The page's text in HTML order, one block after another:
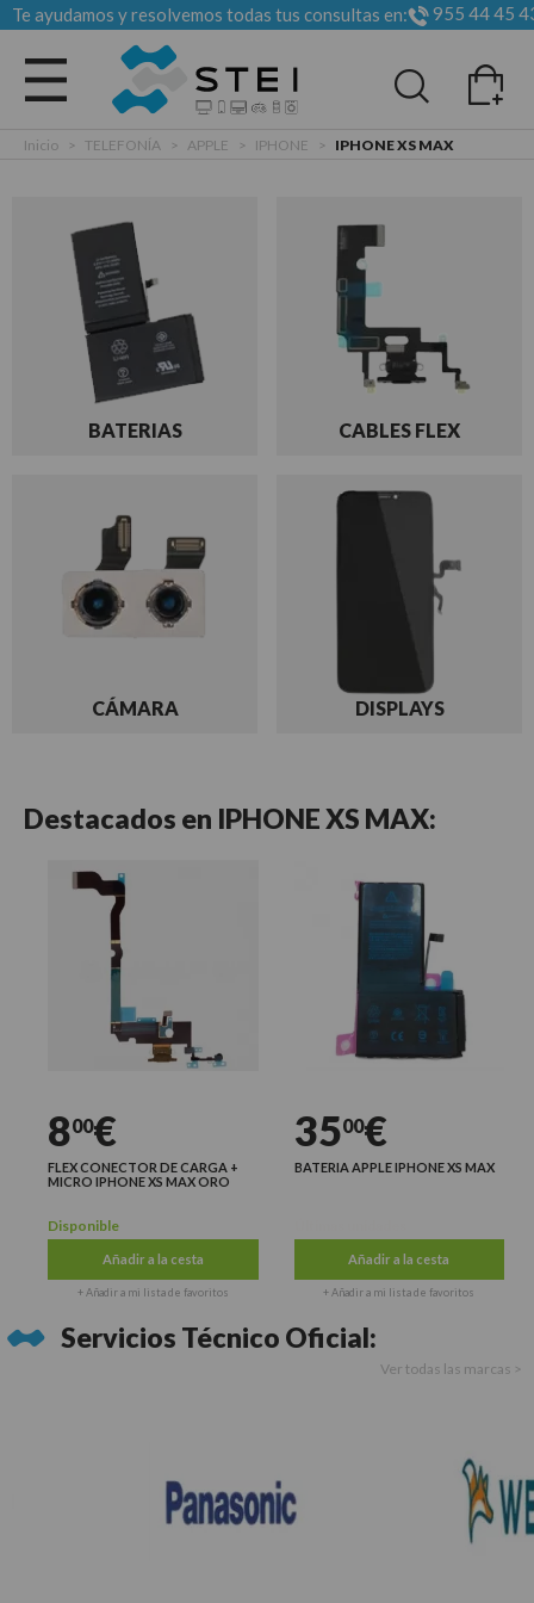
Te ayudamos y resolvemos todas tus consultas en: 955 44 45
Todas las categorias
Inicio > TELEFONÍA > APPLE > IPHONE > IPHONE XS MAX
BATERIAS CABLES FLEX
CÁMARA DISPLAYS
Destacados en IPHONE XS MAX:
800€
FLEX CONECTOR DE CARGA +
MICRO IPHONE XS MAX ORO
Disponible
Añadir a la cesta
+ Añadir a mi lista de favoritos
3500€
BATERIA APPLE IPHONE XS MAX
Añadir a la cesta
+ Añadir a mi lista de favoritos
Servicios Técnico Oficial:
Ver todas las marcas >